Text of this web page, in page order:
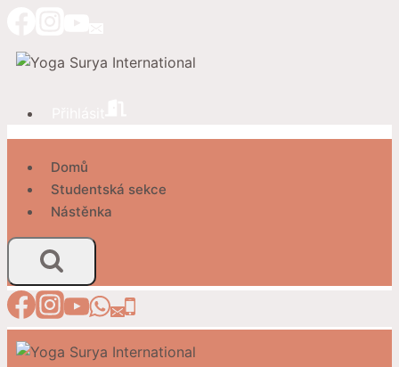
obsah
Domů
Studentská sekce
Nástěnka